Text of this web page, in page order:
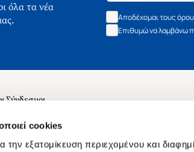
cookies
την εξατομίκευση περιεχομένου και
όλα τα νέα
Αποδέχομαι τους
Επιθυμώ να λαμβάνω
Σύνδεσμοι
με εμάς